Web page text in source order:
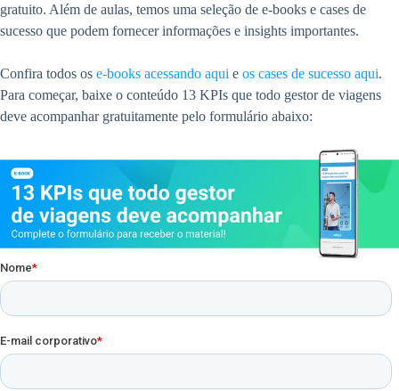
gratuito. Além de aulas, temos uma seleção de e-books e cases de
sucesso que podem fornecer informações e insights importantes.
Confira todos os e-books acessando aqui e os cases de sucesso aqui.
Para começar, baixe o conteúdo 13 KPIs que todo gestor de viagens
deve acompanhar gratuitamente pelo formulário abaixo: